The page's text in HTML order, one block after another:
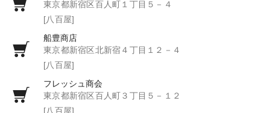
東京都新宿区百人町１丁目５－４
[八百屋]
船豊商店
東京都新宿区北新宿４丁目１２－４
[八百屋]
フレッシュ商会
東京都新宿区百人町３丁目５－１２
[八百屋]